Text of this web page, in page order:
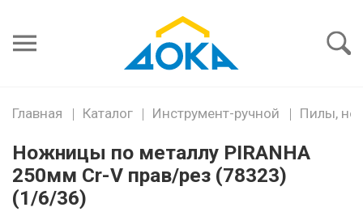
пароль
Главная Каталог Инструмент-ручной Пилы,
Ножницы по металлу PIRANHA
250мм Cr-V прав/рез (78323)
(1/6/36)